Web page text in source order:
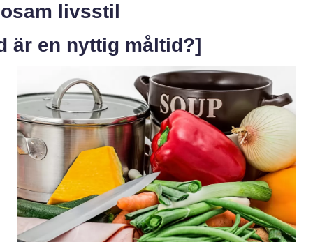
livsstil
är en nyttig måltid?]